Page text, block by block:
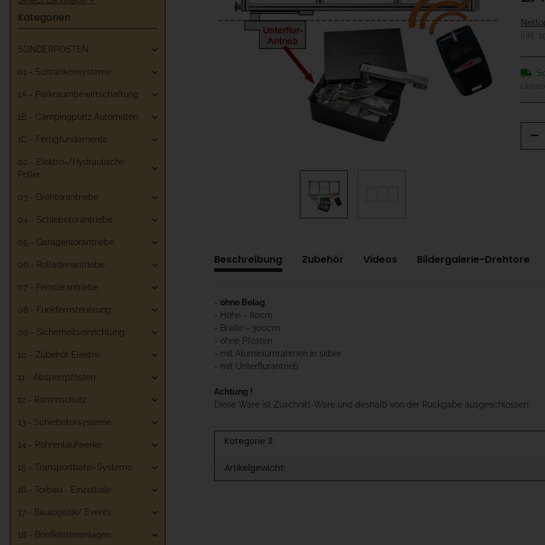
inkl.
Beschreibung Zubehör Videos Bildergalerie-Drehtore
- ohne Belag
- Höhe = 80cm
- Breite = 300cm
- ohne Pfosten
- mit Aluminiumrahmen in silber
- mit Unterflurantrieb
Achtung !
Diese Ware ist Zuschnitt-Ware und deshalb von der Rückgabe ausgeschlossen
Kategorie 3:
Artikelgewicht:
Kategorien
SONDERPOSTEN
01 - Schrankensysteme
1A - Parkraumbewirtschaftung
1B - Campingplatz Automaten
1C - Fertigfundamente
02 - Elektro-/Hydraulische
Poller
03 - Drehtorantriebe
04 - Schiebetorantriebe
05 - Garagentorantriebe
06 - Rolladenantriebe
07 - Fensterantriebe
08 - Funkfernsteuerung
09 - Sicherheitseinrichtung
10 - Zubehör Elektrik
11 - Absperrpfosten
12 - Rammschutz
13 - Schiebetorsysteme
14 - Röhrenlaufwerke
15 - Transportbahn-Systeme
16 - Torbau - Einzelteile
17 - Baulogistik/ Events
18 - Briefkästenanlagen